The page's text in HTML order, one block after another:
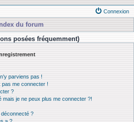
Connexion
Index du forum
posées fréquemment)
parviens pas !
pas me connecter !
?
je ne peux plus me connecter ?!
?
» ?